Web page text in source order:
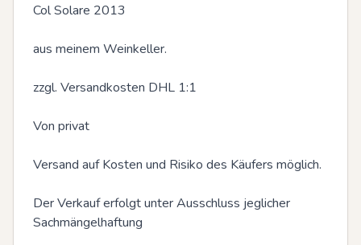
Col Solare 2013
aus meinem Weinkeller.
zzgl. Versandkosten DHL 1:1
Von privat
Versand auf Kosten und Risiko des Käufers möglich.
Der Verkauf erfolgt unter Ausschluss jeglicher
Sachmängelhaftung